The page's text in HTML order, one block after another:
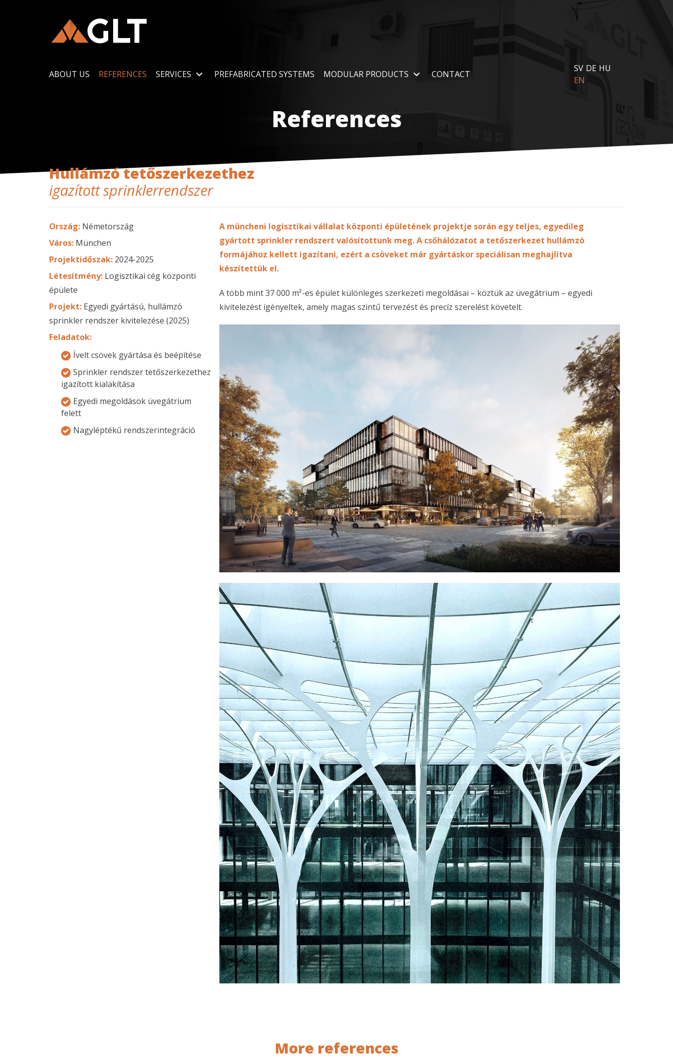
ABOUT US REFERENCES SERVICES PREFABRICATED SYSTEMS MODULAR PRODUCTS CONTACT
SV DE HU
EN
References
Hullámzó tetőszerkezethez
igazított sprinklerrendszer
Ország: Németország
Város: München
Projektidőszak: 2024-2025
Létesítmény: Logisztikai cég központi
épülete
Projekt: Egyedi gyártású, hullámzó
sprinkler rendszer kivitelezése (2025)
Feladatok:
Ívelt csövek gyártása és beépítése
Sprinkler rendszer tetőszerkezethez
igazított kialakítása
Egyedi megoldások üvegátrium
felett
Nagyléptékű rendszerintegráció
A müncheni logisztikai vállalat központi épületének projektje során egy teljes, egyedileg
gyártott sprinkler rendszert valósítottunk meg. A csőhálózatot a tetőszerkezet hullámzó
formájához kellett igazítani, ezért a csöveket már gyártáskor speciálisan meghajlítva
készítettük el.
A több mint 37 000 m²-es épület különleges szerkezeti megoldásai – köztük az üvegátrium – egyedi
kivitelezést igényeltek, amely magas szintű tervezést és precíz szerelést követelt.
More references